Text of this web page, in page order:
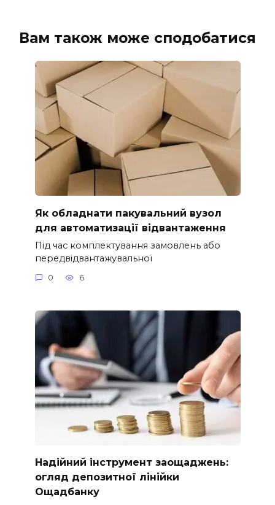
Вам також може сподобатися
Як обладнати пакувальний вузол
для автоматизації відвантаження
Під час комплектування замовлень або
передвідвантажувальної
0 6
Надійний інструмент заощаджень:
огляд депозитної лінійки
Ощадбанку